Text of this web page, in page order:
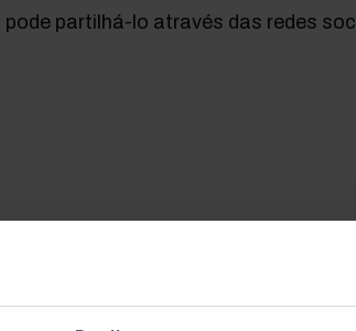
partilhá-lo através das redes